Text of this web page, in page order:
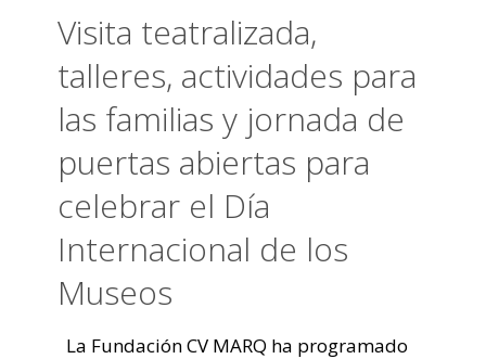
Visita teatralizada,
talleres, actividades para
las familias y jornada de
puertas abiertas para
celebrar el Día
Internacional de los
Museos
La Fundación CV MARQ ha programado